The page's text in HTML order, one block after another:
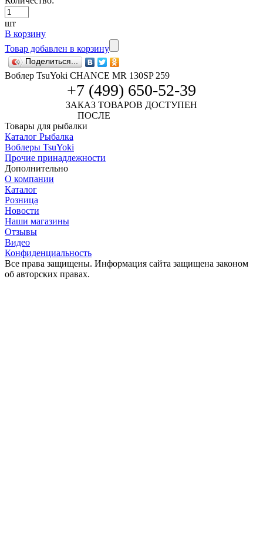
шт
В корзину
Товар добавлен в корзину
Поделиться...
Воблер TsuYoki CHANCE MR 130SP 259
+7 (499) 650-52-39
ЗАКАЗ ТОВАРОВ ДОСТУПЕН
ПОСЛЕ
Товары для рыбалки
Каталог Рыбалка
Воблеры TsuYoki
Прочие принадлежности
Дополнительно
О компании
Каталог
Розница
Новости
Наши магазины
Отзывы
Видео
Конфиденциальность
Все права защищены. Информация сайта защищена законом
об авторских правах.